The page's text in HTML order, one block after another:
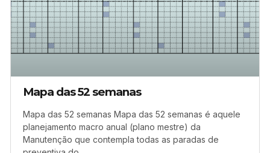
Mapa das 52 semanas
Mapa das 52 semanas Mapa das 52 semanas é aquele
planejamento macro anual (plano mestre) da
Manutenção que contempla todas as paradas de